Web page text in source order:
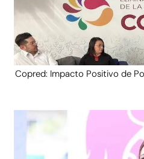
Copred: Impacto Positivo de